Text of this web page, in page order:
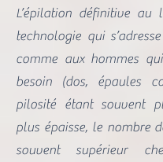
L’épilation définitive au
technologie qui
comme aux hommes
besoin (dos, épaules
pilosité étant souvent
plus épaisse, le nombre
souvent supérieur